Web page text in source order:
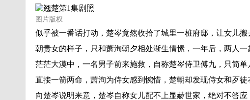
图片版权
似乎被一番话打动，楚岑竟然收拾了城里一桩府邸，让女儿
朝贵女的样子，只和萧洵朝夕相处渐生情愫，一年后，两人一
茫茫大漠中，一名男子前来施救，自称楚岑侍卫傅九，只简
直接一箭两命，萧洵为侍女感到惋惜，楚朝却发现侍女和歹
向楚岑说明来意，楚岑自称女儿配不上显赫世家，绝对不答